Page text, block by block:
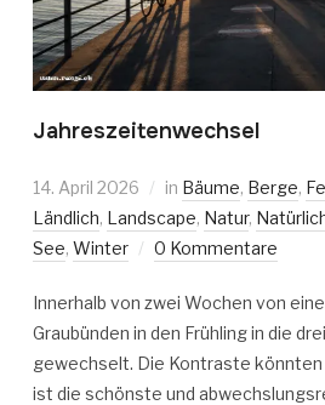
Jahreszeitenwechsel
14. April 2026 in Bäume, Berge,
Ländlich, Landscape, Natur,
See, Winter 0 Kommentare
Innerhalb von zwei Wochen von
Graubünden in den Frühling in die
gewechselt. Die Kontraste
ist die schönste und